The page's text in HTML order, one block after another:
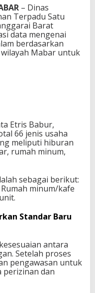
– Dinas
Terpadu Satu
Barat
data mengenai
berdasarkan
Mabar untuk
Etris Babur,
66 jenis usaha
meliputi hiburan
rumah minum,
sebagai berikut:
minum/kafe
Standar Baru
antara
Setelah proses
pengawasan untuk
perizinan dan